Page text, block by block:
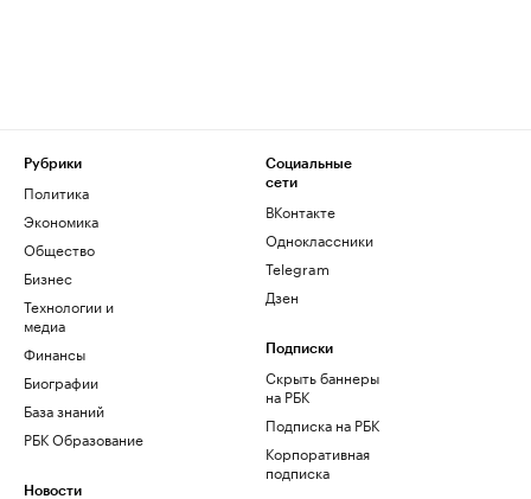
Рубрики
Политика
Экономика
Общество
Бизнес
Технологии и
медиа
Финансы
Биографии
База знаний
РБК Образование
Новости
Социальные
сети
ВКонтакте
Одноклассники
Telegram
Дзен
Подписки
Скрыть баннеры
на РБК
Подписка на РБК
Корпоративная
подписка